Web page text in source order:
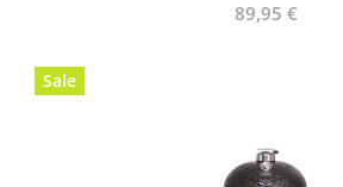
89,95 €
Sale